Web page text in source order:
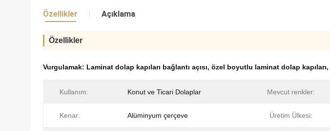
Özellikler Açıklama
Özellikler
Vurgulamak: Laminat dolap kapıları bağlantı açısı, özel boyutlu laminat dolap kapıları,
Kullanım: Konut ve Ticari Dolaplar Mevcut renkler:
Kenar: Alüminyum çerçeve Üretim Ülkesi: